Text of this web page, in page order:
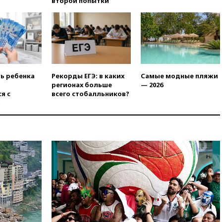
Россия рассчитывает
заключить безвизовые
соглашения с Индонезией и
Малайзией
«Ведомости»: на партию
конкуренты
10:59
раздавать питьевую воду
Mind Money Юлия Хандошко
признала свою вину
10:41Пашинян: Армения
понимает невозможность
одновременного членства в
ЕС и ЕАЭС
10:21 ФСБ задержала более
ребенка
с
Рекорды ЕГЭ: в каких
регионах больше
всего стобалльников?
Самые модные пляжи
— 2026